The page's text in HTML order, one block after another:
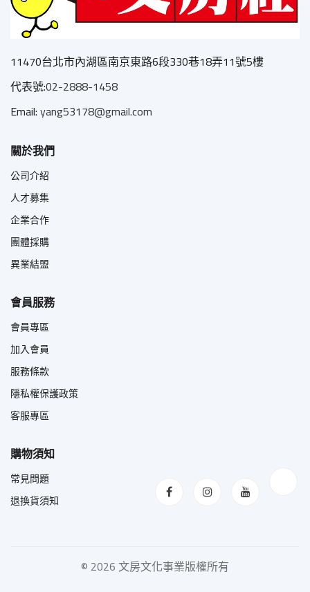
11470台北市內湖區南京東路6段330巷18弄11號5樓
代表號:02-2888-1458
Email:yang53178@gmail.com
關於我們
公司介紹
人才募集
企業合作
團體採購
異業結盟
會員服務
會員專區
加入會員
服務條款
隱私權保護政策
客服專區
購物須知
常見問題
退換貨須知
© 2026 文房文化事業版權所有